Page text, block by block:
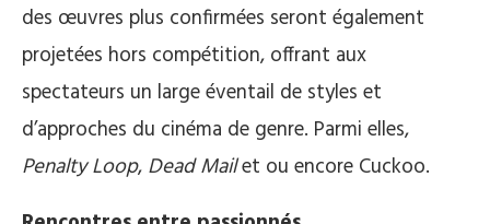
des œuvres plus confirmées seront également
projetées hors compétition, offrant aux
spectateurs un large éventail de styles et
d’approches du cinéma de genre. Parmi elles,
Penalty Loop, Dead Mailet ou encore Cuckoo.